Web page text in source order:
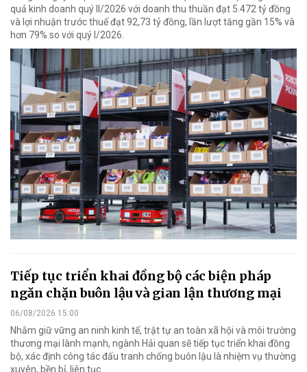
quả kinh doanh quý II/2026 với doanh thu thuần đạt 5.472 tỷ đồng
và lợi nhuận trước thuế đạt 92,73 tỷ đồng, lần lượt tăng gần 15% và
hơn 79% so với quý I/2026.
Tiếp tục triển khai đồng bộ các biện pháp
ngăn chặn buôn lậu và gian lận thương mại
06/08/2026 15:00
Nhằm giữ vững an ninh kinh tế, trật tự an toàn xã hội và môi trường
thương mại lành mạnh, ngành Hải quan sẽ tiếp tục triển khai đồng
bộ, xác định công tác đấu tranh chống buôn lậu là nhiệm vụ thường
xuyên, bền bỉ, liên tục…